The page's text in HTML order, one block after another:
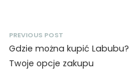
PREVIOUS POST
Gdzie można kupić Labubu?
Twoje opcje zakupu